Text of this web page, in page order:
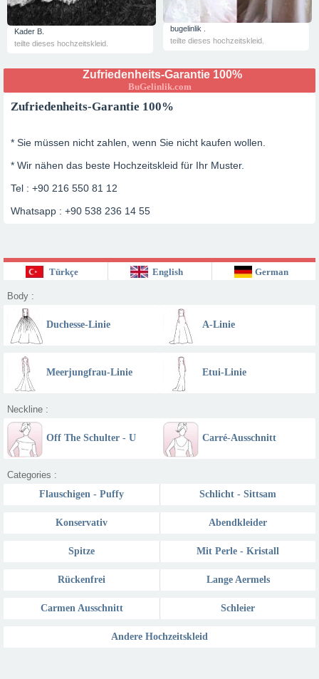
Kader B.
teilte dieses hochzeitskleid.
bugelinlik .
teilte dieses hochzeitskleid.
Zufriedenheits-Garantie 100%
BuGelinlik.com
Zufriedenheits-Garantie 100%
* Sie müssen nicht zahlen, wenn Sie nicht kaufen wollen.
* Wir nähen das beste Hochzeitskleid für Ihr Muster.
Tel : +90 216 550 81 12
Whatsapp : +90 538 236 14 55
Türkçe English German
Body :
Duchesse-Linie A-Linie
Meerjungfrau-Linie Etui-Linie
Neckline :
Off The Schulter - U Carré-Ausschnitt
Categories :
Flauschigen - Puffy
Schlicht - Sittsam
Konservativ Abendkleider
Spitze Mit Perle - Kristall
Rückenfrei Lange Aermels
Carmen Ausschnitt Schleier
Andere Hochzeitskleid